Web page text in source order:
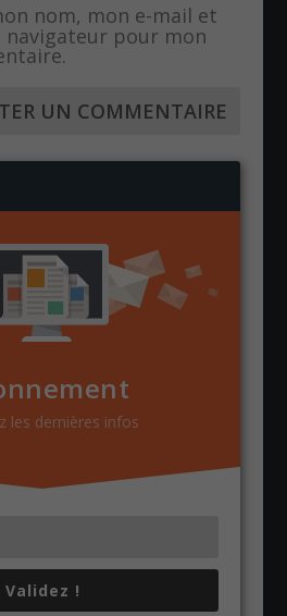
nom, mon e-mail et
navigateur pour mon
les dernières infos
Validez !